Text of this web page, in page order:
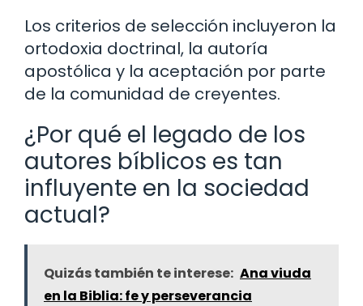
Los criterios de selección incluyeron la
ortodoxia doctrinal, la autoría
apostólica y la aceptación por parte
de la comunidad de creyentes.
¿Por qué el legado de los
autores bíblicos es tan
influyente en la sociedad
actual?
Quizás también te interese: Ana viuda
en la Biblia: fe y perseverancia